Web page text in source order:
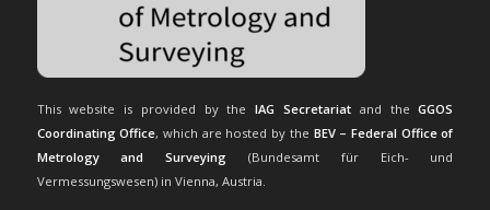
This website is provided by theIAG Secretariat and theGGOS
Coordinating Office, which are hosted by the BEV – Federal Office of
Metrology and Surveying (Bundesamt für Eich- und
Vermessungswesen) in Vienna, Austria.